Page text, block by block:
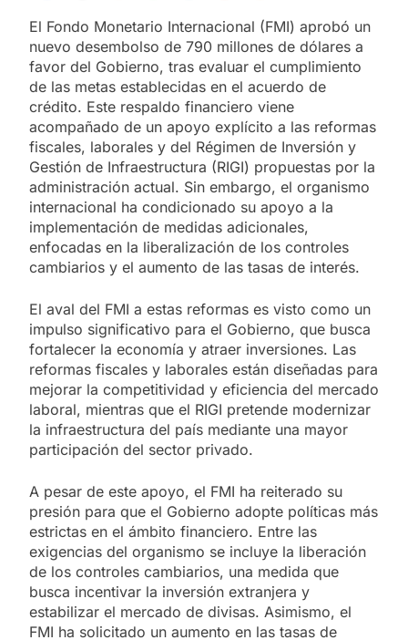
El Fondo Monetario Internacional (FMI) aprobó un
nuevo desembolso de 790 millones de dólares a
favor del Gobierno, tras evaluar el cumplimiento
de las metas establecidas en el acuerdo de
crédito. Este respaldo financiero viene
acompañado de un apoyo explícito a las reformas
fiscales, laborales y del Régimen de Inversión y
Gestión de Infraestructura (RIGI) propuestas por la
administración actual. Sin embargo, el organismo
internacional ha condicionado su apoyo a la
implementación de medidas adicionales,
enfocadas en la liberalización de los controles
cambiarios y el aumento de las tasas de interés.
El aval del FMI a estas reformas es visto como un
impulso significativo para el Gobierno, que busca
fortalecer la economía y atraer inversiones. Las
reformas fiscales y laborales están diseñadas para
mejorar la competitividad y eficiencia del mercado
laboral, mientras que el RIGI pretende modernizar
la infraestructura del país mediante una mayor
participación del sector privado.
A pesar de este apoyo, el FMI ha reiterado su
presión para que el Gobierno adopte políticas más
estrictas en el ámbito financiero. Entre las
exigencias del organismo se incluye la liberación
de los controles cambiarios, una medida que
busca incentivar la inversión extranjera y
estabilizar el mercado de divisas. Asimismo, el
FMI ha solicitado un aumento en las tasas de